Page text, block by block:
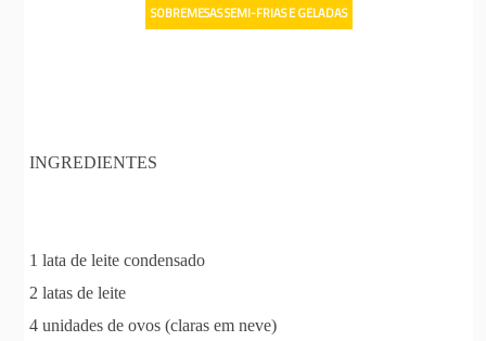
SOBREMESAS SEMI-FRIAS E GELADAS
INGREDIENTES
1 lata de leite condensado
2 latas de leite
4 unidades de ovos (claras em neve)